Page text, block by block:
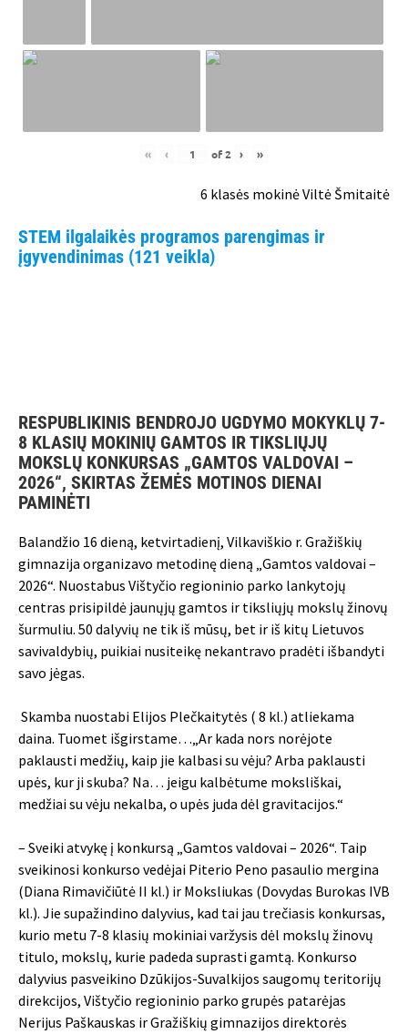
« ‹ of2 › »
6 klasės mokinė Viltė Šmitaitė
STEM ilgalaikės programos parengimas ir
įgyvendinimas (121 veikla)
RESPUBLIKINIS BENDROJO UGDYMO MOKYKLŲ 7-
8 KLASIŲ MOKINIŲ GAMTOS IR TIKSLIŲJŲ
MOKSLŲ KONKURSAS „GAMTOS VALDOVAI –
2026“, SKIRTAS ŽEMĖS MOTINOS DIENAI
PAMINĖTI
Balandžio 16 dieną, ketvirtadienį, Vilkaviškio r. Gražiškių
gimnazija organizavo metodinę dieną „Gamtos valdovai –
2026“. Nuostabus Vištyčio regioninio parko lankytojų
centras prisipildė jaunųjų gamtos ir tiksliųjų mokslų žinovų
šurmuliu. 50 dalyvių ne tik iš mūsų, bet ir iš kitų Lietuvos
savivaldybių, puikiai nusiteikę nekantravo pradėti išbandyti
savo jėgas.
Skamba nuostabi Elijos Plečkaitytės ( 8 kl.) atliekama
daina. Tuomet išgirstame…„Ar kada nors norėjote
paklausti medžių, kaip jie kalbasi su vėju? Arba paklausti
upės, kur ji skuba? Na… jeigu kalbėtume moksliškai,
medžiai su vėju nekalba, o upės juda dėl gravitacijos.“
– Sveiki atvykę į konkursą „Gamtos valdovai – 2026“. Taip
sveikinosi konkurso vedėjai Piterio Peno pasaulio mergina
(Diana Rimavičiūtė II kl.) ir Moksliukas (Dovydas Burokas IVB
kl.). Jie supažindino dalyvius, kad tai jau trečiasis konkursas,
kurio metu 7-8 klasių mokiniai varžysis dėl mokslų žinovų
titulo, mokslų, kurie padeda suprasti gamtą. Konkurso
dalyvius pasveikino Dzūkijos-Suvalkijos saugomų teritorijų
direkcijos, Vištyčio regioninio parko grupės patarėjas
Nerijus Paškauskas ir Gražiškių gimnazijos direktorės